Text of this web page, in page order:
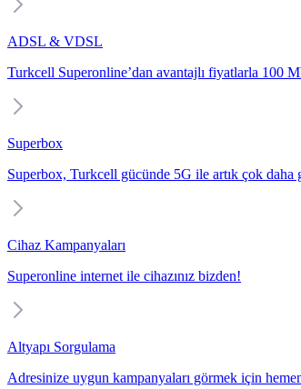
ADSL & VDSL
Turkcell Superonline’dan avantajlı fiyatlarla 100
Superbox
Superbox, Turkcell gücünde 5G ile artık çok
Cihaz Kampanyaları
Superonline internet ile cihazınız bizden!
Altyapı Sorgulama
Adresinize uygun kampanyaları görmek için hemen